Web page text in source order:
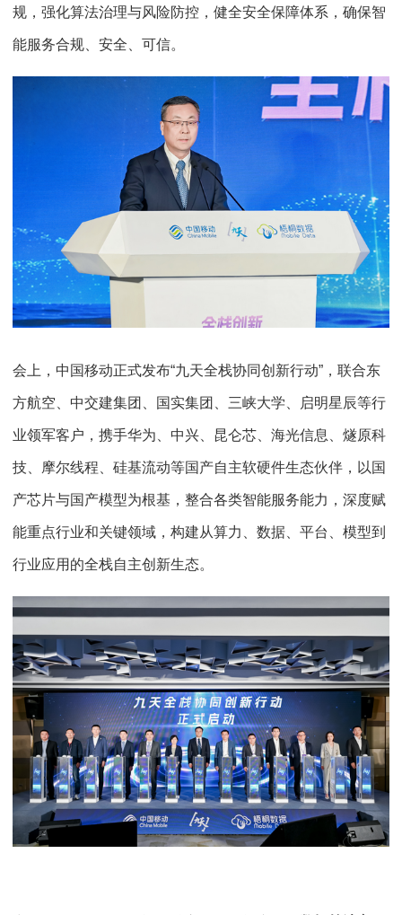
规，强化算法治理与风险防控，健全安全保障体系，确保智
能服务合规、安全、可信。
会上，中国移动正式发布“九天全栈协同创新行动”，联合东
方航空、中交建集团、国实集团、三峡大学、启明星辰等行
业领军客户，携手华为、中兴、昆仑芯、海光信息、燧原科
技、摩尔线程、硅基流动等国产自主软硬件生态伙伴，以国
产芯片与国产模型为根基，整合各类智能服务能力，深度赋
能重点行业和关键领域，构建从算力、数据、平台、模型到
行业应用的全栈自主创新生态。